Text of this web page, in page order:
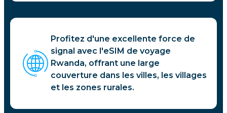
Profitez d'une excellente force de
signal avec l'eSIM de voyage
Rwanda, offrant une large
couverture dans les villes, les villages
et les zones rurales.